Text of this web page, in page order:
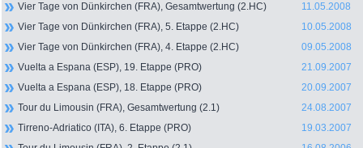
Vier Tage von Dünkirchen (FRA), Gesamtwertung (2.HC)
11.05.2008
Vier Tage von Dünkirchen (FRA), 5. Etappe (2.HC)
10.05.2008
Vier Tage von Dünkirchen (FRA), 4. Etappe (2.HC)
09.05.2008
Vuelta a Espana (ESP), 19. Etappe (PRO)
21.09.2007
Vuelta a Espana (ESP), 18. Etappe (PRO)
20.09.2007
Tour du Limousin (FRA), Gesamtwertung (2.1)
24.08.2007
Tirreno-Adriatico (ITA), 6. Etappe (PRO)
19.03.2007